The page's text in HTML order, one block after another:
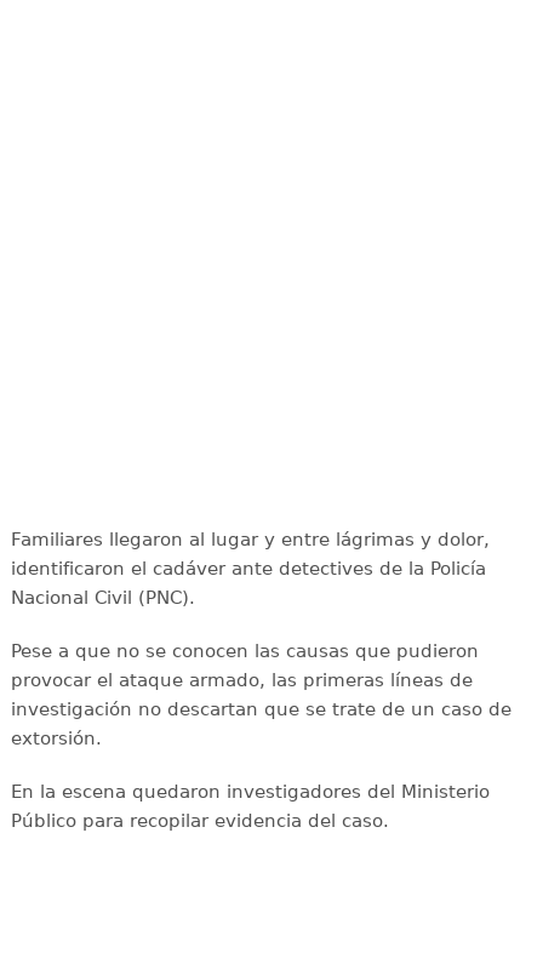
Familiares llegaron al lugar y entre lágrimas y dolor,
identificaron el cadáver ante detectives de la Policía
Nacional Civil (PNC).
Pese a que no se conocen las causas que pudieron
provocar el ataque armado, las primeras líneas de
investigación no descartan que se trate de un caso de
extorsión.
En la escena quedaron investigadores del Ministerio
Público para recopilar evidencia del caso.